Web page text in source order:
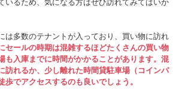
いるため、気になる方はぜひ訪れてみてはいか
は多数のテナントが入っており、買い物に訪れ
セールの時期は混雑するほどたくさんの買い物
も入庫までに時間がかかることがあります。混
訪れるか、少し離れた時間貸駐車場（コインパ
歩でアクセスするのも良いでしょう。